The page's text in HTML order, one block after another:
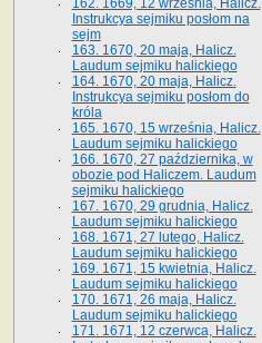
162. 1669, 12 września, Halicz.
Instrukcya sejmiku posłom na
sejm
163. 1670, 20 maja, Halicz.
Laudum sejmiku halickiego
164. 1670, 20 maja, Halicz.
Instrukcya sejmiku posłom do
króla
165. 1670, 15 września, Halicz.
Laudum sejmiku halickiego
166. 1670, 27 października, w
obozie pod Haliczem. Laudum
sejmiku halickiego
167. 1670, 29 grudnia, Halicz.
Laudum sejmiku halickiego
168. 1671, 27 lutego, Halicz.
Laudum sejmiku halickiego
169. 1671, 15 kwietnia, Halicz.
Laudum sejmiku halickiego
170. 1671, 26 maja, Halicz.
Laudum sejmiku halickiego
171. 1671, 12 czerwca, Halicz.